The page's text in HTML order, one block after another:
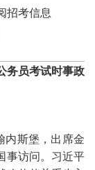
考信息
务员考试时事政
斯堡，出席金
事访问。习近平